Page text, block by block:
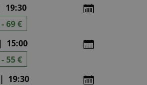
19:30
69 €
15:00
55 €
19:30